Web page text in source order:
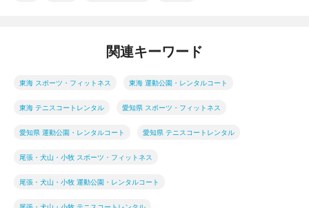
関連キーワード
東海 スポーツ・フィットネス 東海 運動公園・レンタルコート
東海 テニスコートレンタル 愛知県 スポーツ・フィットネス
愛知県 運動公園・レンタルコート 愛知県 テニスコートレンタル
尾張・犬山・小牧 スポーツ・フィットネス
尾張・犬山・小牧 運動公園・レンタルコート